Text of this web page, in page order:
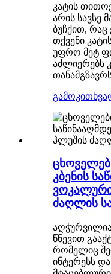
კატის
არის სავსე
ბუჩქით,
თქვენი
უფრო მეტ
აძლიერებს
გამოკითხვა
კბენის
ძაღლის
წნევით
რომელიც
ინტერესს